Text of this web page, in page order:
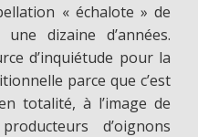
« échalote » de
dizaine d’années.
d’inquiétude pour la
parce que c’est
totalité, à l’image de
d’oignons